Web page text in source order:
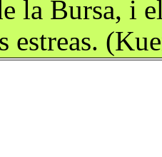
la Bursa, i
estreas.